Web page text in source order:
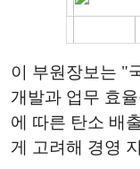
이 부원장보는 "
개발과 업무 효
에 따른 탄소 배
게 고려해 경영